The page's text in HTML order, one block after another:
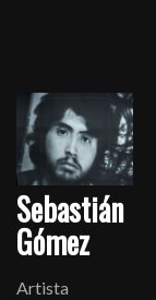
Sebastián
Gómez
Artista